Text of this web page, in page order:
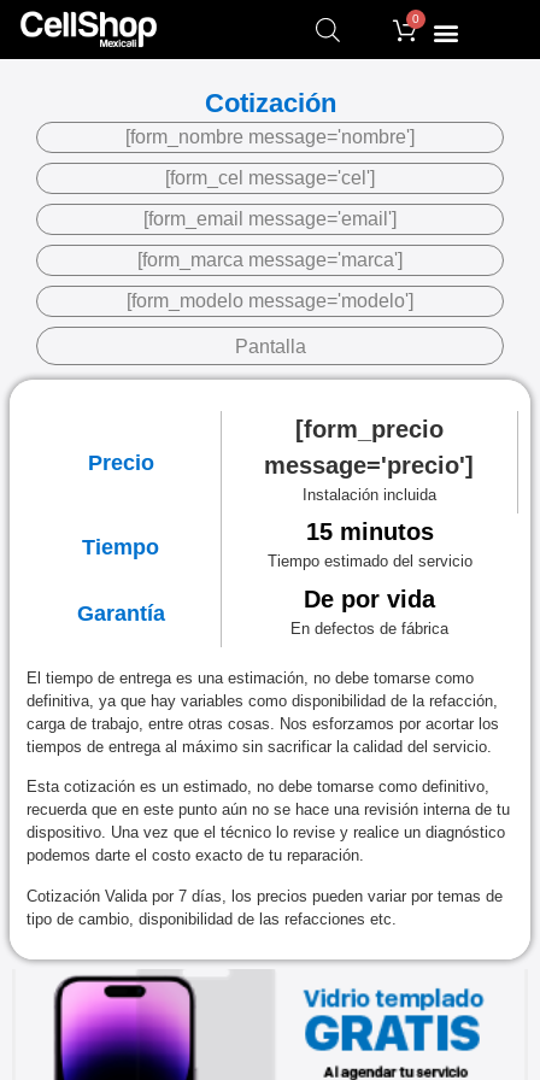
0
Cotización
[form_nombre message='nombre']
[form_cel message='cel']
[form_email message='email']
[form_marca message='marca']
[form_modelo message='modelo']
Pantalla
Precio
[form_precio
message='precio']
Instalación incluida
Tiempo
15 minutos
Tiempo estimado del servicio
Garantía
De por vida
En defectos de fábrica
El tiempo de entrega es una estimación, no debe tomarse como
definitiva, ya que hay variables como disponibilidad de la refacción,
carga de trabajo, entre otras cosas. Nos esforzamos por acortar los
tiempos de entrega al máximo sin sacrificar la calidad del servicio.
Esta cotización es un estimado, no debe tomarse como definitivo,
recuerda que en este punto aún no se hace una revisión interna de tu
dispositivo. Una vez que el técnico lo revise y realice un diagnóstico
podemos darte el costo exacto de tu reparación.
Cotización Valida por 7 días, los precios pueden variar por temas de
tipo de cambio, disponibilidad de las refacciones etc.